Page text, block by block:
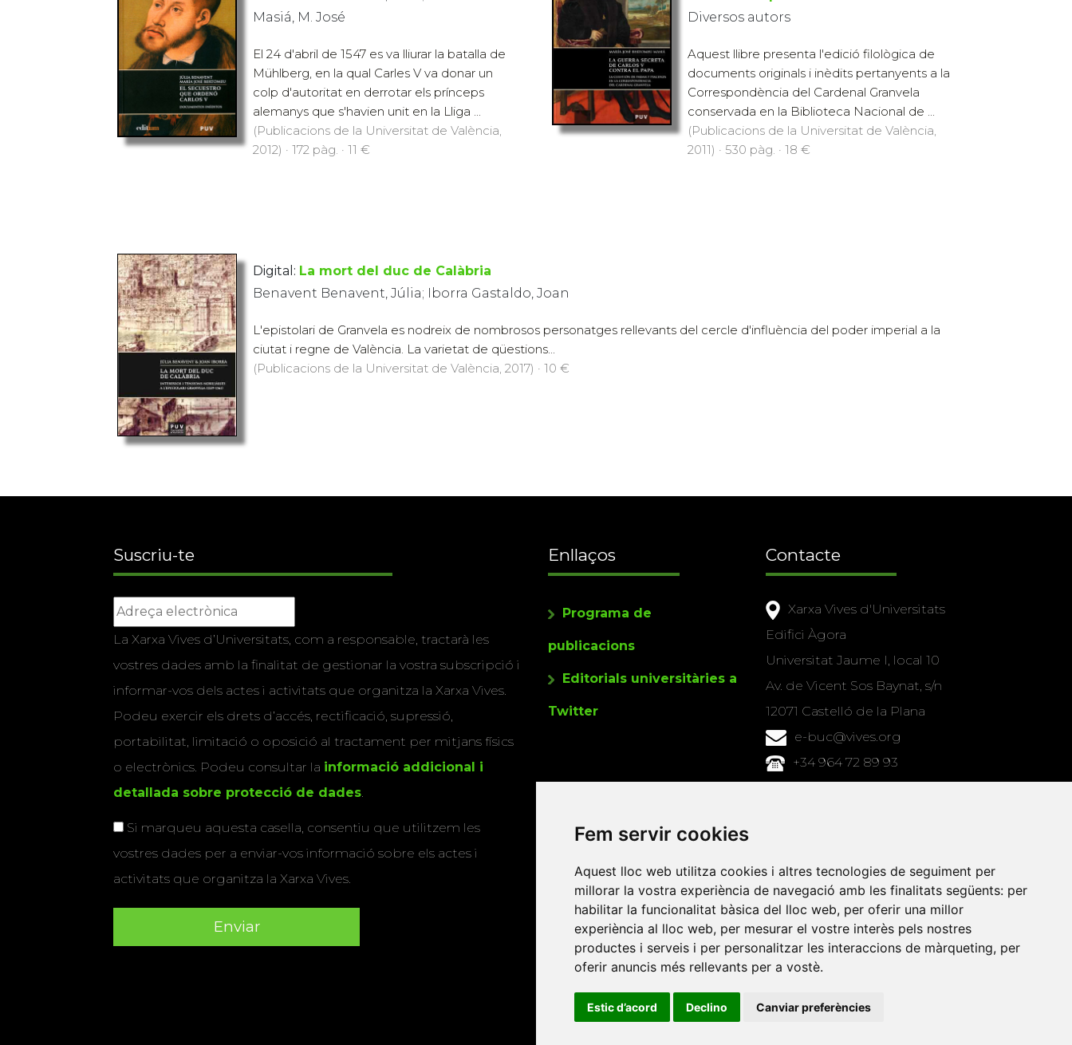
Fem servir cookies
Aquest lloc web utilitza cookies i altres tecnologies de seguiment per
millorar la vostra experiència de navegació amb les finalitats següents: per
habilitar la funcionalitat bàsica del lloc web, per oferir una millor
experiència al lloc web, per mesurar el vostre interès pels nostres
productes i serveis i per personalitzar les interaccions de màrqueting, per
oferir anuncis més rellevants per a vostè.
Estic d’acord Declino Canviar preferències
Masiá, M. José
El 24 d'abril de 1547 es va lliurar la batalla de
Mühlberg, en la qual Carles V va donar un
colp d'autoritat en derrotar els prínceps
alemanys que s'havien unit en la Lliga ...
(Publicacions de la Universitat de València,
2012) · 172 pàg. · 11 €
Diversos autors
Aquest llibre presenta l'edició filològica de
documents originals i inèdits pertanyents a la
Correspondència del Cardenal Granvela
conservada en la Biblioteca Nacional de ...
(Publicacions de la Universitat de València,
2011) · 530 pàg. · 18 €
Digital: La mort del duc de Calàbria
Benavent Benavent, Júlia; Iborra Gastaldo, Joan
L'epistolari de Granvela es nodreix de nombrosos personatges rellevants del cercle d'influència del poder imperial a la
ciutat i regne de València. La varietat de qüestions...
(Publicacions de la Universitat de València, 2017) · 10 €
Suscriu-te
La Xarxa Vives d’Universitats, com a responsable, tractarà les
vostres dades amb la finalitat de gestionar la vostra subscripció i
informar-vos dels actes i activitats que organitza la Xarxa Vives.
Podeu exercir els drets d’accés, rectificació, supressió,
portabilitat, limitació o oposició al tractament per mitjans físics
o electrònics. Podeu consultar la informació addicional i
detallada sobre protecció de dades.
Si marqueu aquesta casella, consentiu que utilitzem les
vostres dades per a enviar-vos informació sobre els actes i
activitats que organitza la Xarxa Vives.
Enllaços
Programa de
publicacions
Editorials universitàries a
Twitter
Contacte
Xarxa Vives d'Universitats
Edifici Àgora
Universitat Jaume I, local 10
Av. de Vicent Sos Baynat, s/n
12071 Castelló de la Plana
e-buc@vives.org
+34 964 72 89 93